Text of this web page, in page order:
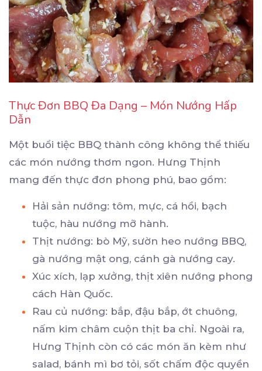
Thực Đơn BBQ Đa Dạng – Món Nướng Hấp
Dẫn
Một buổi tiệc BBQ thành công không thể thiếu
các món nướng thơm ngon. Hưng Thịnh
mang đến thực đơn phong phú, bao gồm:
Hải sản nướng: tôm, mực, cá hồi, bạch
tuộc, hàu nướng mỡ hành.
Thịt nướng: bò Mỹ, sườn heo nướng BBQ,
gà nướng mật ong, cánh gà nướng cay.
Xúc xích, lạp xưởng, thịt xiên nướng phong
cách Hàn Quốc.
Rau củ nướng: bắp, đậu bắp, ớt chuông,
nấm kim châm cuộn thịt ba chỉ. Ngoài ra,
Hưng Thịnh còn có các món ăn kèm như
salad, bánh mì bơ tỏi, sốt chấm độc quyền